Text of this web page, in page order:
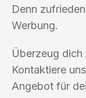
Denn
Werbung.
Überzeug dich
Kontaktiere
Angebot für